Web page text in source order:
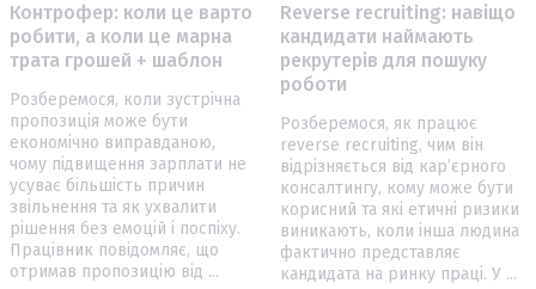
Контрофер: коли це варто
робити, а коли це марна
трата грошей + шаблон
Розберемося, коли зустрічна
пропозиція може бути
економічно виправданою,
чому підвищення зарплати не
усуває більшість причин
звільнення та як ухвалити
рішення без емоцій і поспіху.
Працівник повідомляє, що
отримав пропозицію від ...
Reverse recruiting: навіщо
кандидати наймають
рекрутерів для пошуку
роботи
Розберемося, як працює
reverse recruiting, чим він
відрізняється від кар’єрного
консалтингу, кому може бути
корисний та які етичні ризики
виникають, коли інша людина
фактично представляє
кандидата на ринку праці. У ...